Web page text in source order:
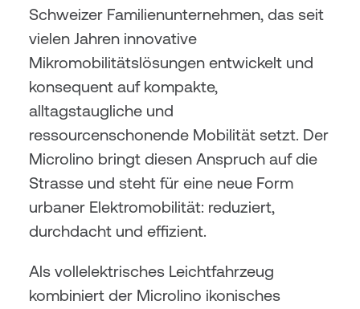
Schweizer Familienunternehmen, das seit
vielen Jahren innovative
Mikromobilitätslösungen entwickelt und
konsequent auf kompakte,
alltagstaugliche und
ressourcenschonende Mobilität setzt. Der
Microlino bringt diesen Anspruch auf die
Strasse und steht für eine neue Form
urbaner Elektromobilität: reduziert,
durchdacht und effizient.
Als vollelektrisches Leichtfahrzeug
kombiniert der Microlino ikonisches